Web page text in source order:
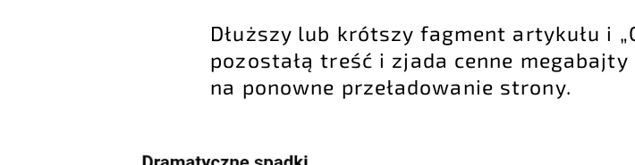
Dłuższy lub krótszy fagment artykułu i
pozostałą treść i zjada cenne
na ponowne przeładowanie strony.